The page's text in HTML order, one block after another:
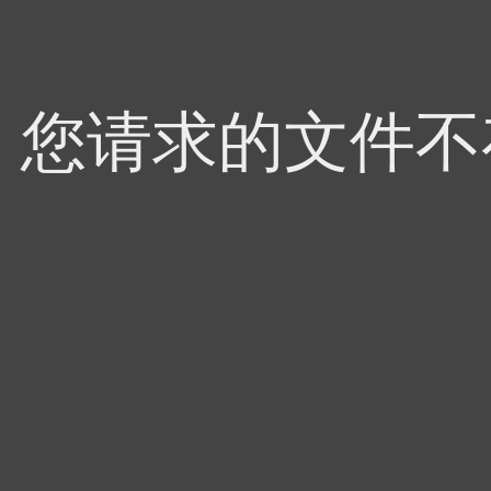
您请求的文件